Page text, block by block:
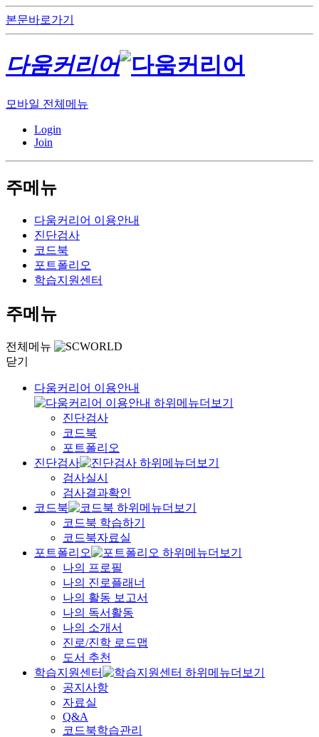
본문바로가기
다움커리어
모바일 전체메뉴
Login
Join
주메뉴
다움커리어 이용안내
진단검사
코드북
포트폴리오
학습지원센터
주메뉴
전체메뉴
닫기
다움커리어 이용안내
진단검사
코드북
포트폴리오
진단검사
검사실시
검사결과확인
코드북
코드북 학습하기
코드북자료실
포트폴리오
나의 프로필
나의 진로플래너
나의 활동 보고서
나의 독서활동
나의 소개서
진로/진학 로드맵
도서 추천
학습지원센터
공지사항
자료실
Q&A
코드북학습관리